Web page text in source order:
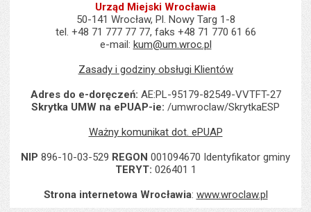
Urząd Miejski Wrocławia
50-141 Wrocław, Pl. Nowy Targ 1-8
tel. +48 71 777 77 77, faks +48 71 770 61 66
e-mail: kum@um.wroc.pl
Zasady i godziny obsługi Klientów
Adres do e-doręczeń: AE:PL-95179-82549-VVTFT-27
Skrytka UMW na ePUAP-ie: /umwroclaw/SkrytkaESP
Ważny komunikat dot. ePUAP
NIP 896-10-03-529 REGON 001094670 Identyfikator gminy
TERYT: 026401 1
Strona internetowa Wrocławia: www.wroclaw.pl